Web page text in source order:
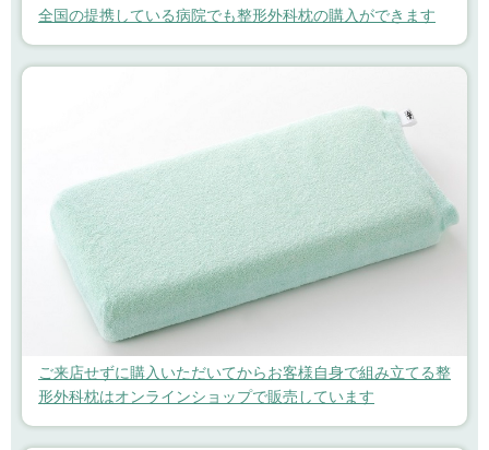
全国の提携している病院でも整形外科枕の購入ができます
ご来店せずに購入いただいてからお客様自身で組み立てる整
形外科枕はオンラインショップで販売しています